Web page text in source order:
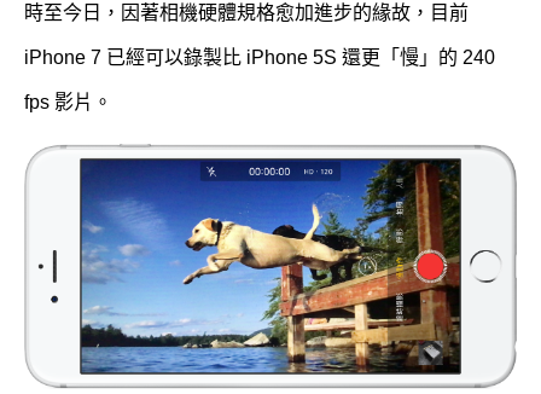
時至今日，因著相機硬體規格愈加進步的緣故，目前
iPhone 7 已經可以錄製比 iPhone 5S 還更「慢」的 240
fps 影片。